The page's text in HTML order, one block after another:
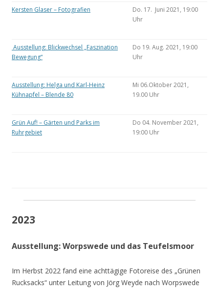
Kersten Glaser – Fotografien
Do. 17. Juni 2021, 19:00
Uhr
Ausstellung: Blickwechsel „Faszination
Bewegung“
Do 19. Aug. 2021, 19:00
Uhr
Ausstellung: Helga und Karl-Heinz
Kühnapfel – Blende 80
Mi 06.Oktober 2021,
19.00 Uhr
Grün Auf! – Gärten und Parks im
Ruhrgebiet
Do 04. November 2021,
19:00 Uhr
2023
Ausstellung: Worpswede und das Teufelsmoor
Im Herbst 2022 fand eine achttägige Fotoreise des „Grünen
Rucksacks“ unter Leitung von Jörg Weyde nach Worpswede